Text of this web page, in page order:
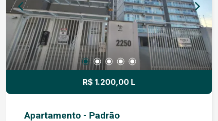
para estacionamento, depósitos, ou até para
alugar separadamente. Também possui separada
da casa principal uma área com quarto, sala e
banheiro, que pode ser usada como
complemento da casa ou alugar separadamente.
Vocação Perfeita para Investidores e
Profissionais da Saúde: Dada a proximidade
imediata com a Santa Casa e a grandiosidade do
Médicas ou Odontológicas Integradas
R$ 1.200,00 L
Apartamento - Padrão